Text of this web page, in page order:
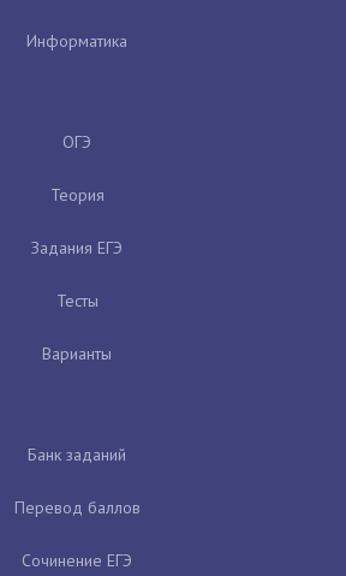
Информатика
ОГЭ
Теория
Задания ЕГЭ
Тесты
Варианты
Банк заданий
Перевод баллов
Сочинение ЕГЭ